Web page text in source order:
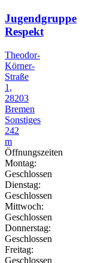
Jugendgruppe
Respekt
Theodor-
Körner-
Straße
1,
28203
Bremen
Sonstiges
242
m
Öffnungszeiten
Montag:
Geschlossen
Dienstag:
Geschlossen
Mittwoch:
Geschlossen
Donnerstag:
Geschlossen
Freitag:
Geschlossen